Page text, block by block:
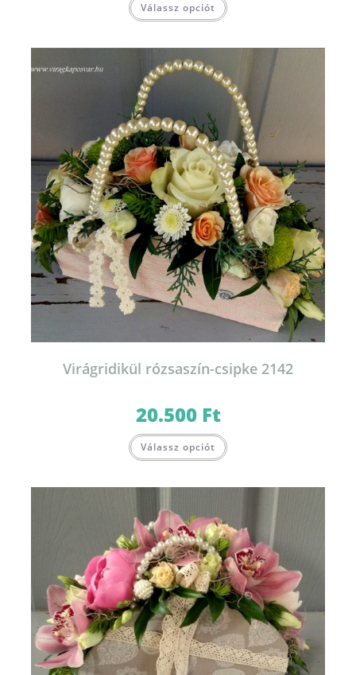
Válassz opciót
Virágridikül rózsaszín-csipke 2142
20.500 Ft
Válassz opciót